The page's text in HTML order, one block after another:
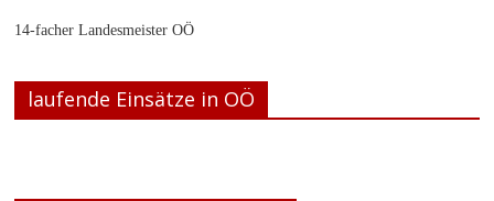
14-facher Landesmeister OÖ
laufende Einsätze in OÖ